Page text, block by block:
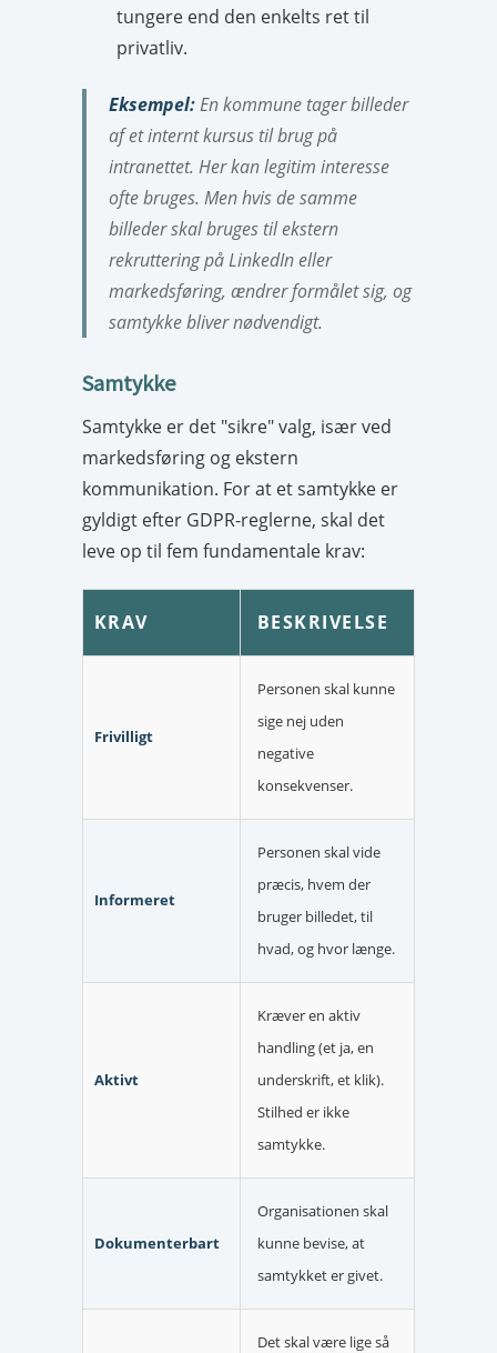
tungere end den enkelts ret til
privatliv.
Eksempel:En kommune tager billeder
af et internt kursus til brug på
intranettet. Her kan legitim interesse
ofte bruges. Men hvis de samme
billeder skal bruges til ekstern
rekruttering på LinkedIn eller
markedsføring, ændrer formålet sig, og
samtykke bliver nødvendigt.
Samtykke
Samtykke er det "sikre" valg, især ved
markedsføring og ekstern
kommunikation. For at et samtykke er
gyldigt efter GDPR-reglerne, skal det
leve op til fem fundamentale krav:
KRAV BESKRIVELSE
Frivilligt
Personen skal kunne
sige nej uden
negative
konsekvenser.
Informeret
Personen skal vide
præcis, hvem der
bruger billedet, til
hvad, og hvor længe.
Aktivt
Kræver en aktiv
handling (et ja, en
underskrift, et klik).
Stilhed er ikke
samtykke.
Dokumenterbart
Organisationen skal
kunne bevise, at
samtykket er givet.
Det skal være lige så